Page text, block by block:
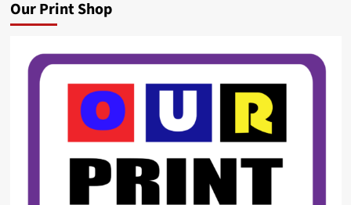
Our Print Shop